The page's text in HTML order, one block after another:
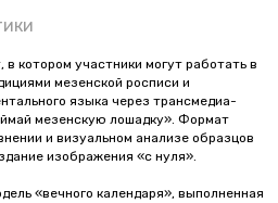
котором участники могут работать в
мезенской росписи и
языка через трансмедиа-
мезенскую лошадку». Формат
и визуальном анализе образцов
изображения «с нуля».
«вечного календаря», выполненная